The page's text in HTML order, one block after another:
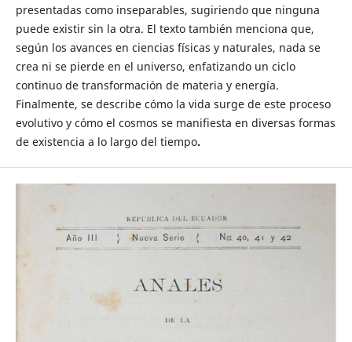
presentadas como inseparables, sugiriendo que ninguna
puede existir sin la otra. El texto también menciona que,
según los avances en ciencias físicas y naturales, nada se
crea ni se pierde en el universo, enfatizando un ciclo
continuo de transformación de materia y energía.
Finalmente, se describe cómo la vida surge de este proceso
evolutivo y cómo el cosmos se manifiesta en diversas formas
de existencia a lo largo del tiempo.